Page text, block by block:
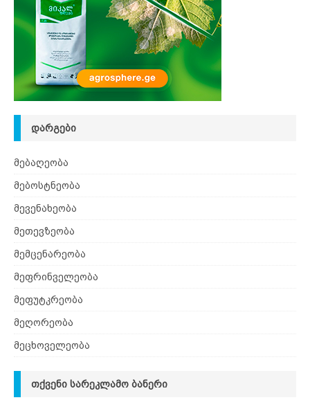
ᲓᲐᲠᲒᲔᲑᲘ
მებაღეობა
მებოსტნეობა
მევენახეობა
მეთევზეობა
მემცენარეობა
მეფრინველეობა
მეფუტკრეობა
მეღორეობა
მეცხოველეობა
ᲗᲥᲕᲔᲜᲘ ᲡᲐᲠᲔᲙᲚᲐᲛᲝ ᲑᲐᲜᲔᲠᲘ